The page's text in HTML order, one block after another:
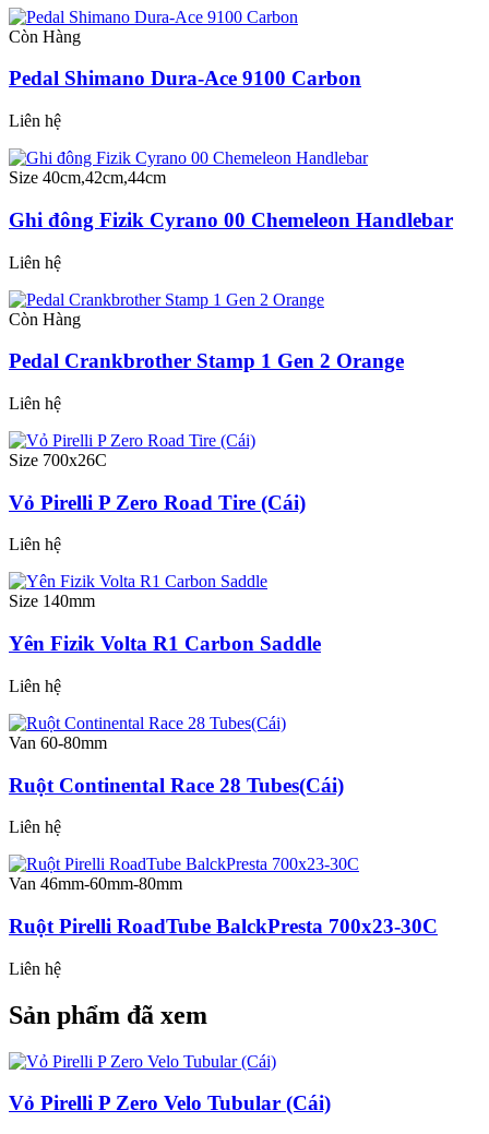
Còn Hàng
Pedal Shimano Dura-Ace 9100 Carbon
Liên hệ
Size 40cm,42cm,44cm
Ghi đông Fizik Cyrano 00 Chemeleon Handlebar
Liên hệ
Còn Hàng
Pedal Crankbrother Stamp 1 Gen 2 Orange
Liên hệ
Size 700x26C
Vỏ Pirelli P Zero Road Tire (Cái)
Liên hệ
Size 140mm
Yên Fizik Volta R1 Carbon Saddle
Liên hệ
Van 60-80mm
Ruột Continental Race 28 Tubes(Cái)
Liên hệ
Van 46mm-60mm-80mm
Ruột Pirelli RoadTube BalckPresta 700x23-30C
Liên hệ
Sản phẩm đã xem
Vỏ Pirelli P Zero Velo Tubular (Cái)